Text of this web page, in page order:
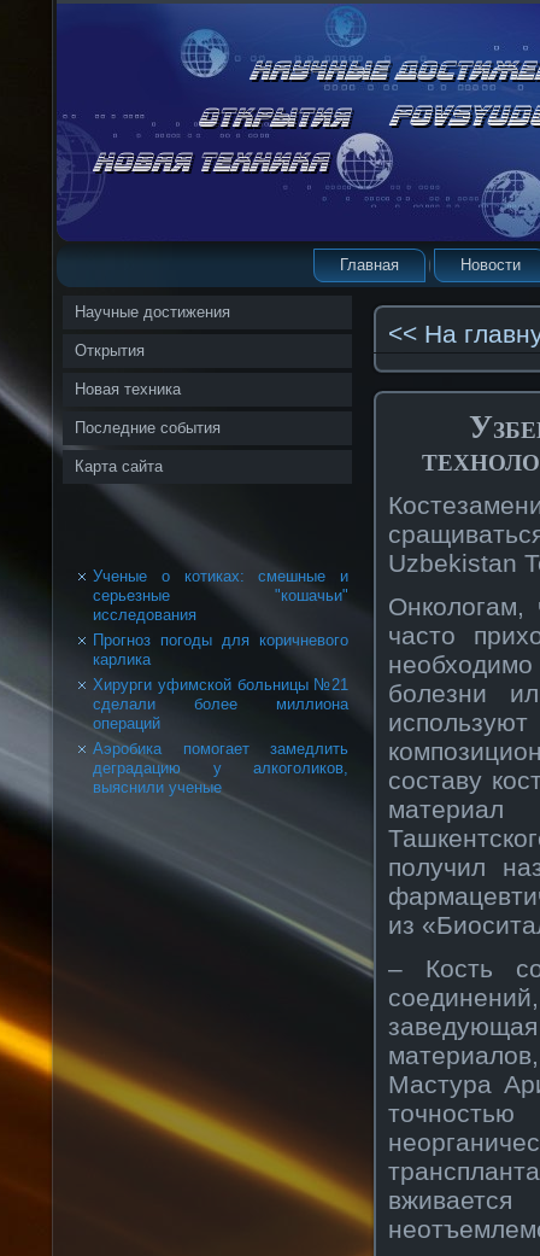
Главная Новости
Научные достижения
Открытия
Новая техника
Последние события
Карта сайта
Ученые о котиках: смешные и
серьезные "кошачьи"
исследования
Прогноз погоды для коричневого
карлика
Хирурги уфимской больницы №21
сделали более миллиона
операций
Аэробика помогает замедлить
деградацию у алкоголиков,
выяснили ученые
<< На
Uzbekistan
Онкологам,
часто
болезни
составу
получил
из
– Кость
Мастура